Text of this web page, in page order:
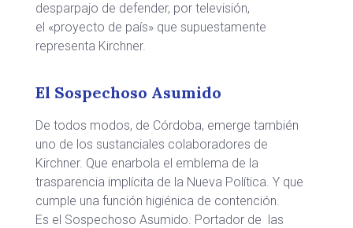
desparpajo de defender, por televisión,
el «proyecto de país» que supuestamente
representa Kirchner.
El Sospechoso Asumido
De todos modos, de Córdoba, emerge también
uno de los sustanciales colaboradores de
Kirchner. Que enarbola el emblema de la
trasparencia implícita de la Nueva Política. Y que
cumple una función higiénica de contención.
Es el Sospechoso Asumido. Portador de las